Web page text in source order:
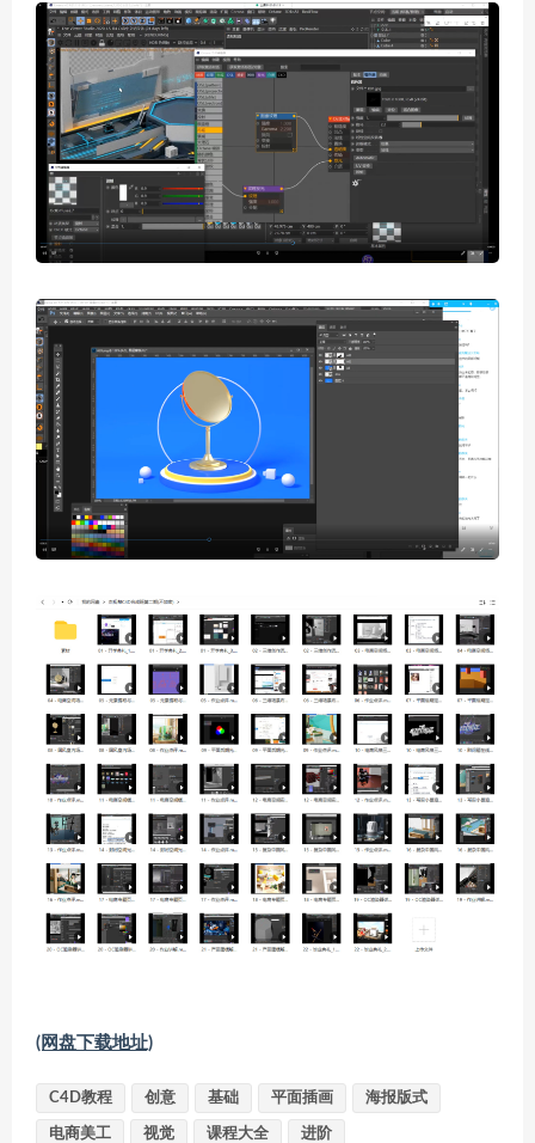
(网盘下载地址)
C4D教程 创意 基础 平面插画 海报版式
电商美工 视觉 课程大全 进阶